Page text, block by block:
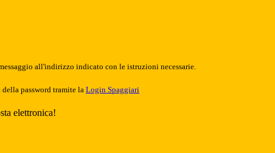
all'indirizzo indicato con le istruzioni necessarie.
password tramite la Login Spaggiari
elettronica!